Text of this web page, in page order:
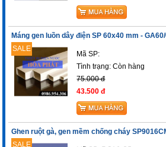
Máng gen luồn dây điện SP 60x40 mm -
SALE
Mã SP:
Tình trạng:Còn hàng
75.000 đ
43.500 đ
Ghen ruột gà, gen mềm chống cháy
SALE